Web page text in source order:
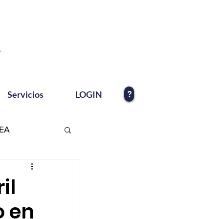
Servicios LOGIN ?
en